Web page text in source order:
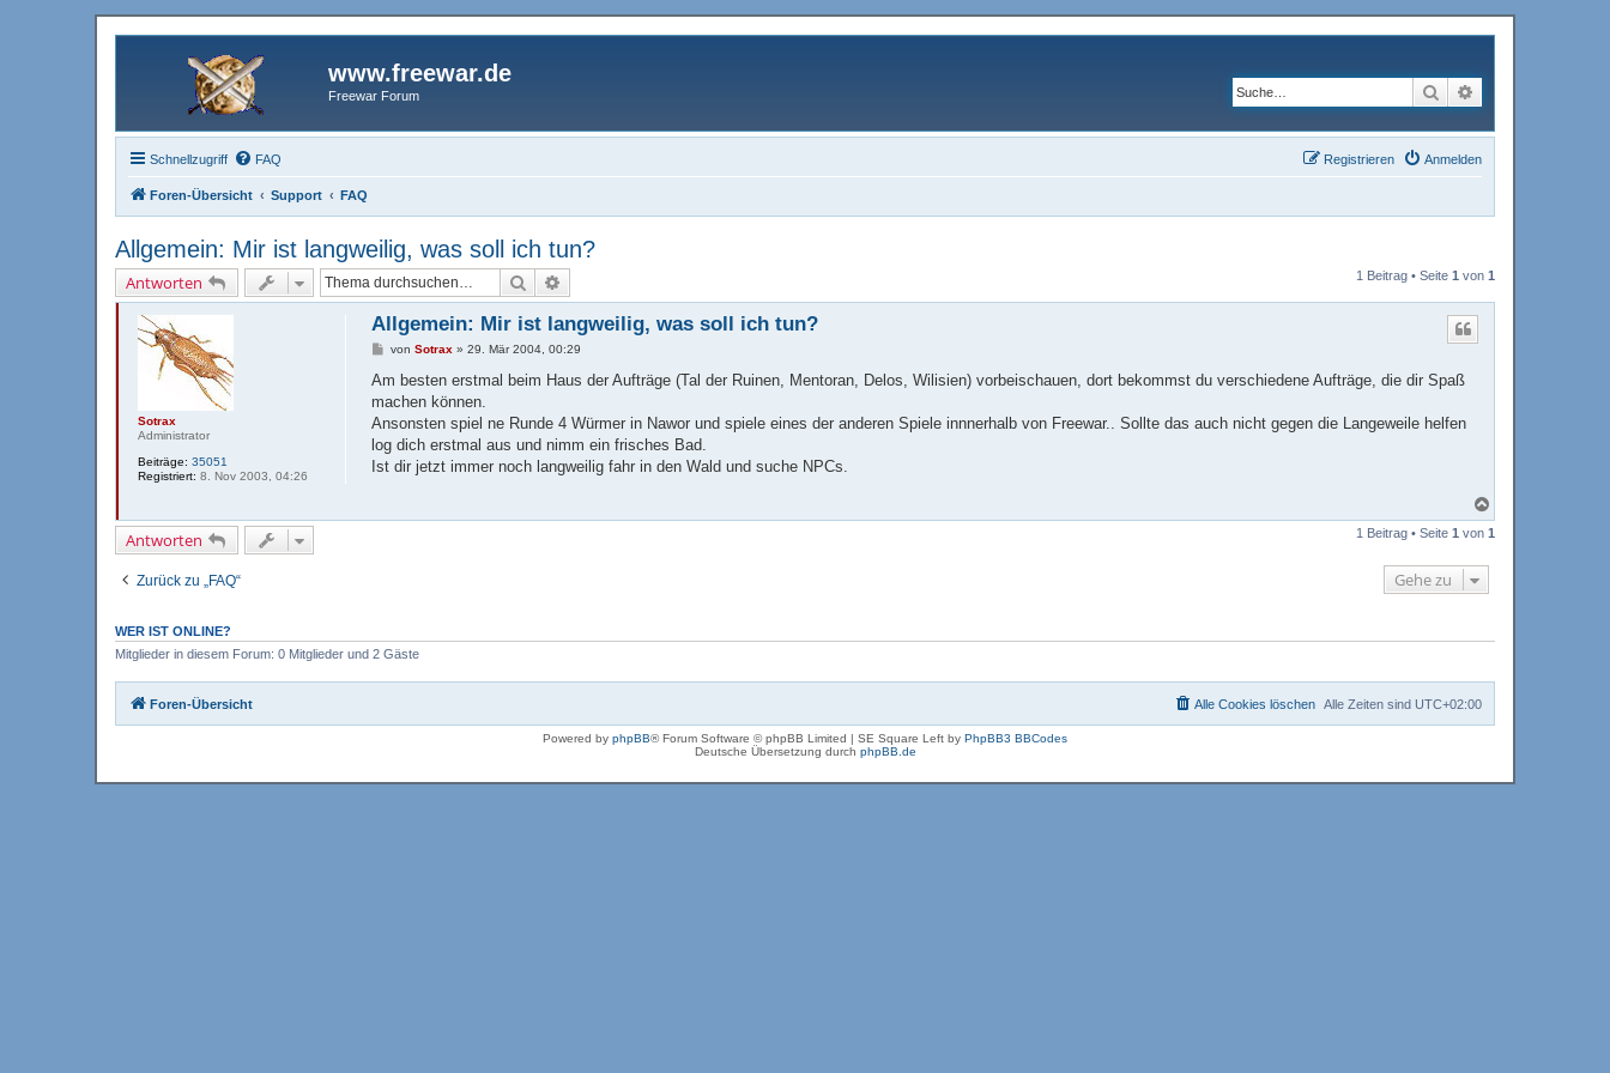
www.freewar.de
Freewar Forum Suche
Schnellzugriff FAQ Anmelden
Registrieren
Foren-Übersicht Support FAQ
Allgemein: Mir ist langweilig, was soll ich tun?
Antworten Suche 1 Beitrag • Seite 1 von 1
Sotrax
Administrator
Beiträge: 35051
Registriert: 8. Nov 2003, 04:26
Allgemein: Mir ist langweilig, was soll ich tun?
B
i
r
a
vonSotrax »29. Mär 2004, 00:29
Am besten erstmal beim Haus der Aufträge (Tal der Ruinen, Mentoran, Delos, Wilisien) vorbeischauen, dort bekommst du verschiedene Aufträge, die dir Spaß
machen können.
Ansonsten spiel ne Runde 4 Würmer in Nawor und spiele eines der anderen Spiele innnerhalb von Freewar.. Sollte das auch nicht gegen die Langeweile helfen
log dich erstmal aus und nimm ein frisches Bad.
Ist dir jetzt immer noch langweilig fahr in den Wald und suche NPCs.
a
c
Antworten 1 Beitrag • Seite 1 von 1
Zurück zu „FAQ“ Gehe zu
WER IST ONLINE?
Mitglieder in diesem Forum: 0 Mitglieder und 2 Gäste
Foren-Übersicht Alle Zeiten sind UTC+02:00
Alle Cookies löschen
Powered by phpBB® Forum Software © phpBB Limited | SE Square Left by PhpBB3 BBCodes
Deutsche Übersetzung durch phpBB.de